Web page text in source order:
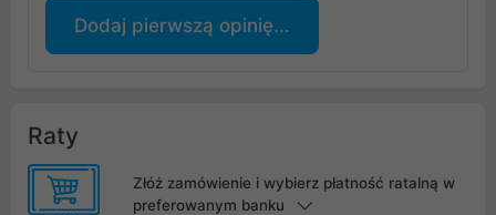
Dodaj pierwszą opinię...
Raty
Złóż zamówienie i wybierz płatność ratalną w
preferowanym banku